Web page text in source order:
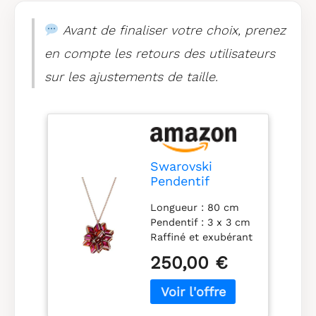
rosé, livré dans une
Swarovski
Avant de finaliser votre choix, prenez
en compte les retours des utilisateurs
sur les ajustements de taille.
Swarovski
Pendentif
géométrique,
cristaux, placage
de ton or rosé,
rose
Longueur : 80 cm
Pendentif : 3 x 3 cm
Raffiné et exubérant
ce pendentif
sublimera votre look
d'une touche de
250,00 €